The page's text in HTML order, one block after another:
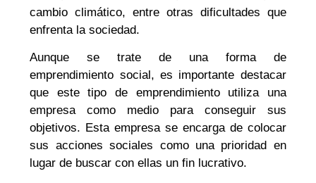
cambio climático, entre otras dificultades que
enfrenta la sociedad.
Aunque se trate de una forma de
emprendimiento social, es importante destacar
que este tipo de emprendimiento utiliza una
empresa como medio para conseguir sus
objetivos. Esta empresa se encarga de colocar
sus acciones sociales como una prioridad en
lugar de buscar con ellas un fin lucrativo.